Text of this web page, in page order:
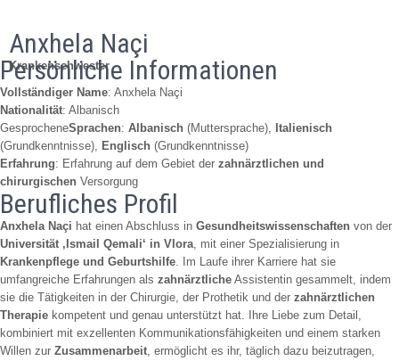
Anxhela Naçi
Krankenschwester
Persönliche Informationen
Vollständiger Name: Anxhela Naçi
Nationalität: Albanisch
GesprocheneSprachen: Albanisch (Muttersprache), Italienisch
(Grundkenntnisse), Englisch (Grundkenntnisse)
Erfahrung: Erfahrung auf dem Gebiet der zahnärztlichen und
chirurgischen Versorgung
Berufliches Profil
Anxhela Naçi hat einen Abschluss in Gesundheitswissenschaften von der
Universität ‚Ismail Qemali‘ in Vlora, mit einer Spezialisierung in
Krankenpflege und Geburtshilfe. Im Laufe ihrer Karriere hat sie
umfangreiche Erfahrungen als zahnärztliche Assistentin gesammelt, indem
sie die Tätigkeiten in der Chirurgie, der Prothetik und der zahnärztlichen
Therapie kompetent und genau unterstützt hat. Ihre Liebe zum Detail,
kombiniert mit exzellenten Kommunikationsfähigkeiten und einem starken
Willen zur Zusammenarbeit, ermöglicht es ihr, täglich dazu beizutragen,